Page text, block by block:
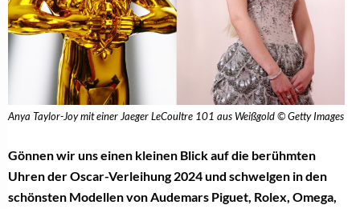
Anya Taylor-Joy mit einer Jaeger LeCoultre 101 aus Weißgold © Getty Images
Gönnen wir uns einen kleinen Blick auf die berühmten
Uhren der Oscar-Verleihung 2024 und schwelgen in den
schönsten Modellen von Audemars Piguet, Rolex, Omega,